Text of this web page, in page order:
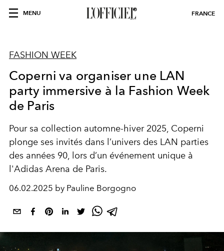
MENU FRANCE
FASHION WEEK
Coperni va organiser une LAN
party immersive à la Fashion Week
de Paris
Pour sa collection automne-hiver 2025, Coperni
plonge ses invités dans l’univers des LAN parties
des années 90, lors d’un événement unique à
l'Adidas Arena de Paris.
06.02.2025 by Pauline Borgogno